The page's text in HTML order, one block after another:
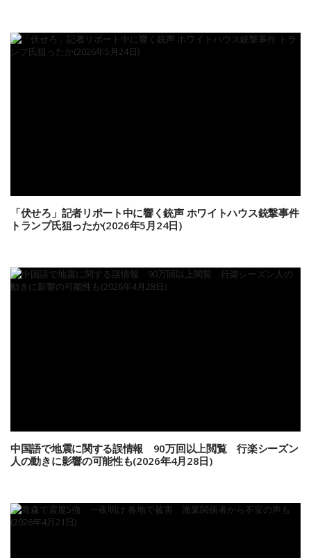
「伏せろ」記者リポート中に響く銃声 ホワイトハウス銃撃事件
トランプ氏狙ったか(2026年5月24日)
中国語で地震に関する誤情報 90万回以上閲覧 行楽シーズン
人の動きに影響の可能性も(2026年4月28日)